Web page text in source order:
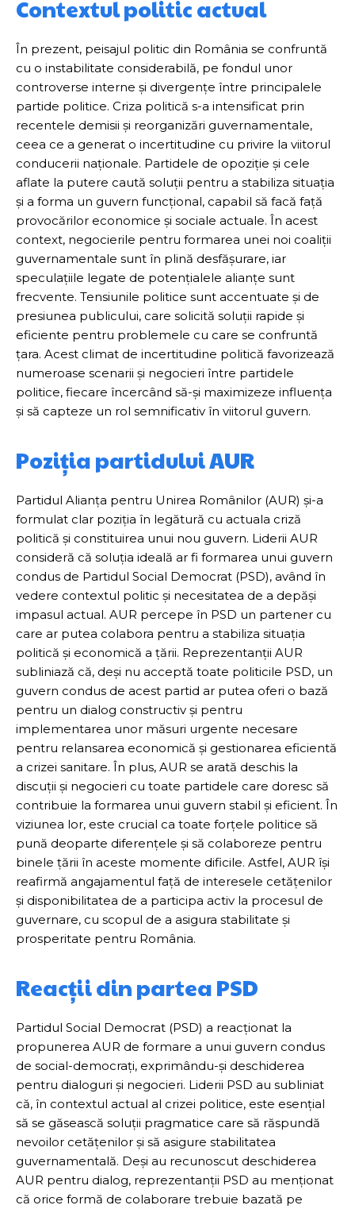
Contextul politic actual
În prezent, peisajul politic din România se confruntă
cu o instabilitate considerabilă, pe fondul unor
controverse interne și divergențe între principalele
partide politice. Criza politică s-a intensificat prin
recentele demisii și reorganizări guvernamentale,
ceea ce a generat o incertitudine cu privire la viitorul
conducerii naționale. Partidele de opoziție și cele
aflate la putere caută soluții pentru a stabiliza situația
și a forma un guvern funcțional, capabil să facă față
provocărilor economice și sociale actuale. În acest
context, negocierile pentru formarea unei noi coaliții
guvernamentale sunt în plină desfășurare, iar
speculațiile legate de potențialele alianțe sunt
frecvente. Tensiunile politice sunt accentuate și de
presiunea publicului, care solicită soluții rapide și
eficiente pentru problemele cu care se confruntă
țara. Acest climat de incertitudine politică favorizează
numeroase scenarii și negocieri între partidele
politice, fiecare încercând să-și maximizeze influența
și să capteze un rol semnificativ în viitorul guvern.
Poziția partidului AUR
Partidul Alianța pentru Unirea Românilor (AUR) și-a
formulat clar poziția în legătură cu actuala criză
politică și constituirea unui nou guvern. Liderii AUR
consideră că soluția ideală ar fi formarea unui guvern
condus de Partidul Social Democrat (PSD), având în
vedere contextul politic și necesitatea de a depăși
impasul actual. AUR percepe în PSD un partener cu
care ar putea colabora pentru a stabiliza situația
politică și economică a țării. Reprezentanții AUR
subliniază că, deși nu acceptă toate politicile PSD, un
guvern condus de acest partid ar putea oferi o bază
pentru un dialog constructiv și pentru
implementarea unor măsuri urgente necesare
pentru relansarea economică și gestionarea eficientă
a crizei sanitare. În plus, AUR se arată deschis la
discuții și negocieri cu toate partidele care doresc să
contribuie la formarea unui guvern stabil și eficient. În
viziunea lor, este crucial ca toate forțele politice să
pună deoparte diferențele și să colaboreze pentru
binele țării în aceste momente dificile. Astfel, AUR își
reafirmă angajamentul față de interesele cetățenilor
și disponibilitatea de a participa activ la procesul de
guvernare, cu scopul de a asigura stabilitate și
prosperitate pentru România.
Reacții din partea PSD
Partidul Social Democrat (PSD) a reacționat la
propunerea AUR de formare a unui guvern condus
de social-democrați, exprimându-și deschiderea
pentru dialoguri și negocieri. Liderii PSD au subliniat
că, în contextul actual al crizei politice, este esențial
să se găsească soluții pragmatice care să răspundă
nevoilor cetățenilor și să asigure stabilitatea
guvernamentală. Deși au recunoscut deschiderea
AUR pentru dialog, reprezentanții PSD au menționat
că orice formă de colaborare trebuie bazată pe